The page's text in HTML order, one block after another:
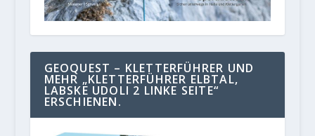
GEOQUEST – KLETTERFÜHRER UND
MEHR „KLETTERFÜHRER ELBTAL,
LABSKE UDOLI 2 LINKE SEITE“
ERSCHIENEN.